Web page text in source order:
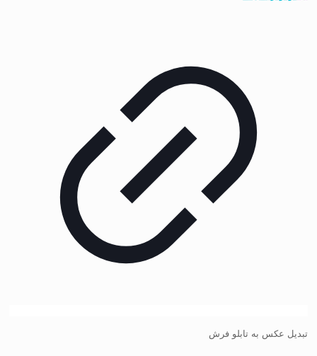
تبدیل عکس به تابلو فرش